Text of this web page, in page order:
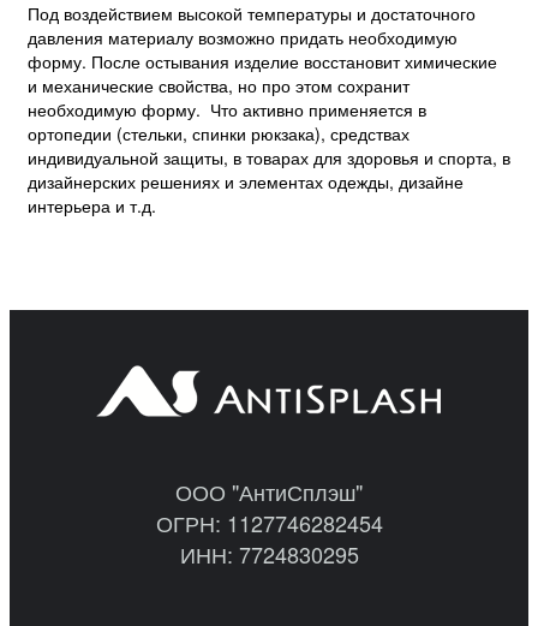
Под воздействием высокой температуры и достаточного
давления материалу возможно придать необходимую
форму. После остывания изделие восстановит химические
и механические свойства, но про этом сохранит
необходимую форму. Что активно применяется в
ортопедии (стельки, спинки рюкзака), средствах
индивидуальной защиты, в товарах для здоровья и спорта, в
дизайнерских решениях и элементах одежды, дизайне
интерьера и т.д.
ООО "АнтиСплэш"
ОГРН: 1127746282454
ИНН: 7724830295